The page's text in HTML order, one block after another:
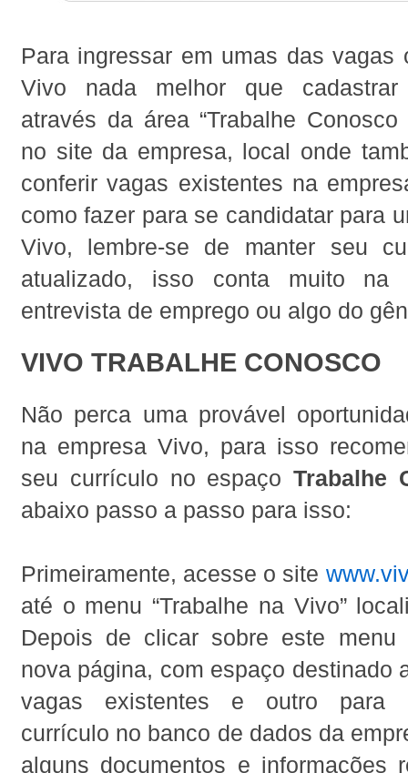
Para ingressar em umas das vagas
Vivo nada melhor que
através da área “Trabalhe Conosco
no site da empresa, local onde
conferir vagas existentes na
como fazer para se candidatar para
Vivo, lembre-se de manter seu
atualizado, isso conta muito na
entrevista de emprego ou algo do
VIVO TRABALHE CONOSCO
Não perca uma provável
na empresa Vivo, para isso
seu currículo no espaçoTrabalhe
abaixo passo a passo para isso:
Primeiramente, acesse o site
até o menu “Trabalhe na Vivo”
Depois de clicar sobre este menu
nova página, com espaço destinado
vagas existentes e outro para
currículo no banco de dados da
alguns documentos e informações